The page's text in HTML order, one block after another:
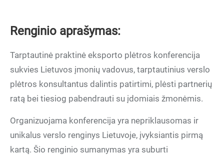
Renginio aprašymas:
Tarptautinė praktinė eksporto plėtros konferencija
sukvies Lietuvos įmonių vadovus, tarptautinius verslo
plėtros konsultantus dalintis patirtimi, plėsti partnerių
ratą bei tiesiog pabendrauti su įdomiais žmonėmis.
Organizuojama konferencija yra nepriklausomas ir
unikalus verslo renginys Lietuvoje, įvyksiantis pirmą
kartą. Šio renginio sumanymas yra suburti